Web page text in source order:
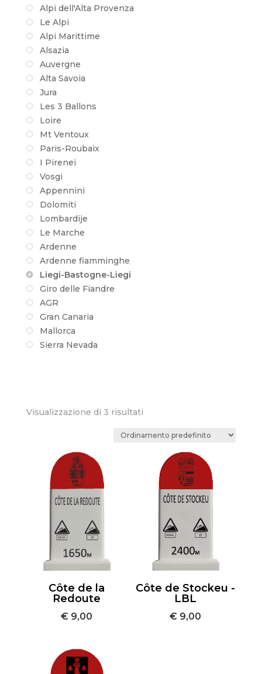
Alpi dell'Alta Provenza
Le Alpi
Alpi Marittime
Alsazia
Auvergne
Alta Savoia
Jura
Les 3 Ballons
Loire
Mt Ventoux
Paris-Roubaix
I Pirenei
Vosgi
Appennini
Dolomiti
Lombardije
Le Marche
Ardenne
Ardenne fiamminghe
Liegi-Bastogne-Liegi
Giro delle Fiandre
AGR
Gran Canaria
Mallorca
Sierra Nevada
Visualizzazione di 3 risultati
Côte de la
Redoute
€ 9,00
Côte de Stockeu -
LBL
€ 9,00